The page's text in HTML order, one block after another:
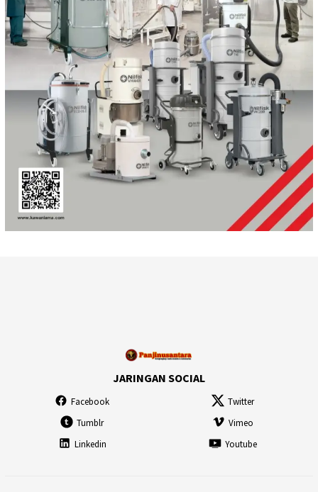
JARINGAN SOCIAL
Facebook
Twitter
Tumblr
Vimeo
Linkedin
Youtube